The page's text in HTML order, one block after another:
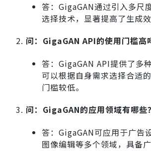
答：GigaGAN通过引入多尺
选择技术，显著提高了生成
问：GigaGAN API的使用门槛高
答：GigaGAN API提供了多
可以根据自身需求选择合适
门槛较低。
问：GigaGAN的应用领域有哪些？
答：GigaGAN可应用于广告
图像编辑等多个领域，具备